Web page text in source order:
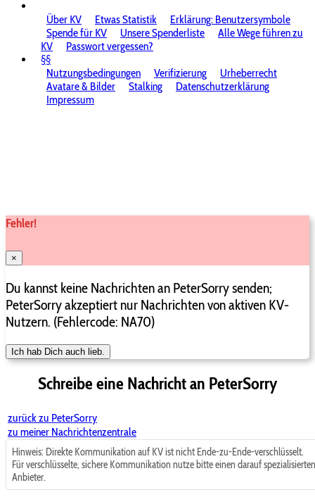
Über KV
Etwas Statistik
Erklärung: Benutzersymbole
Spende für KV
Unsere Spenderliste
Alle Wege führen zu
KV
Passwort vergessen?
§§
Nutzungsbedingungen
Verifizierung
Urheberrecht
Avatare & Bilder
Stalking
Datenschutzerklärung
Impressum
Fehler!
×
Du kannst keine Nachrichten an PeterSorry senden;
PeterSorry akzeptiert nur Nachrichten von aktiven KV-
Nutzern. (Fehlercode: NA70)
Ich hab Dich auch lieb.
Schreibe eine Nachricht an PeterSorry
zurück zu PeterSorry
zu meiner Nachrichtenzentrale
Hinweis: Direkte Kommunikation auf KV ist nicht Ende-zu-Ende-verschlüsselt.
Für verschlüsselte, sichere Kommunikation nutze bitte einen darauf spezialisierten
Anbieter.